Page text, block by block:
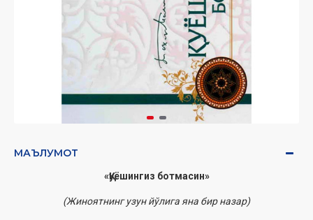
МАЪЛУМОТ
«Қуёшингиз ботмасин»
(Жиноятнинг узун йўлига яна бир назар)